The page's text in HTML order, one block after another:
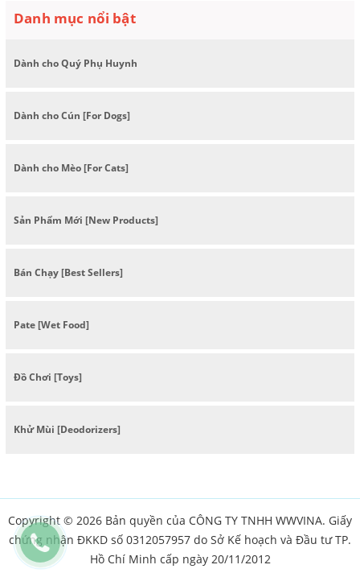
Danh mục nổi bật
Dành cho Quý Phụ Huynh
Dành cho Cún [For Dogs]
Dành cho Mèo [For Cats]
Sản Phẩm Mới [New Products]
Bán Chạy [Best Sellers]
Pate [Wet Food]
Đồ Chơi [Toys]
Khử Mùi [Deodorizers]
Copyright © 2026 Bản quyền của CÔNG TY TNHH WWVINA. Giấy
chứng nhận ĐKKD số 0312057957 do Sở Kế hoạch và Đầu tư TP.
Hồ Chí Minh cấp ngày 20/11/2012